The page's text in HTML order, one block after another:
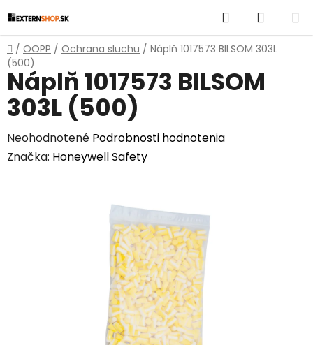
na
obsah
Hľadať
KOŠÍK
Domov
/ OOPP / Ochrana sluchu / Náplň 1017573 BILSOM 303L
(500)
Náplň 1017573 BILSOM
303L (500)
Priemerné
hodnotenie
Neohodnotené Podrobnosti hodnotenia
Značka: Honeywell Safety